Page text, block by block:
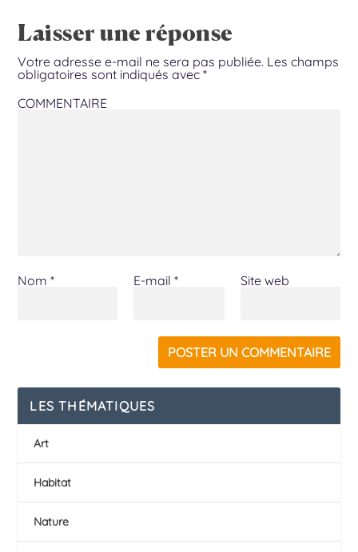
Laisser une réponse
Votre adresse e-mail ne sera pas publiée. Les champs
obligatoires sont indiqués avec*
COMMENTAIRE
Nom* E-mail * Site web
LES THÉMATIQUES
Art
Habitat
Nature